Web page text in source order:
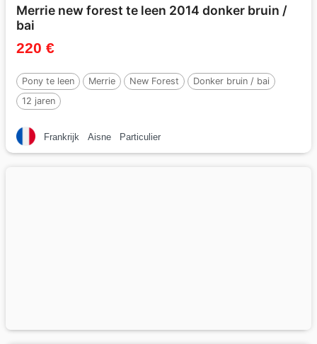
Merrie new forest te leen 2014 donker bruin /
bai
220 €
Pony te leen Merrie New Forest
Donker bruin / bai
12 jaren
Frankrijk Aisne Particulier